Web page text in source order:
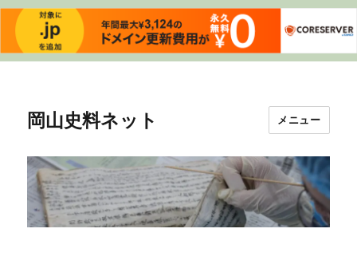
岡山史料ネット メニュー